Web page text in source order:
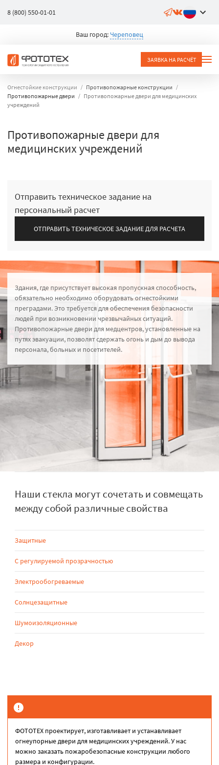
8 (800) 550-01-01
Ваш город: Череповец
ЗАЯВКА НА РАСЧЁТ
Огнестойкие конструкции
Противопожарные конструкции
Противопожарные двери
Противопожарные двери для медицинских
учреждений
Противопожарные двери для
медицинских учреждений
Отправить техническое задание на
персональный расчет
ОТПРАВИТЬ ТЕХНИЧЕСКОЕ ЗАДАНИЕ ДЛЯ РАСЧЕТА
Здания, где присутствует высокая пропускная способность,
обязательно необходимо оборудовать огнестойкими
преградами. Это требуется для обеспечения безопасности
людей при возникновении чрезвычайных ситуаций.
Противопожарные двери для медцентров, установленные на
путях эвакуации, позволят сдержать огонь и дым до вывода
персонала, больных и посетителей.
Наши стекла могут сочетать и совмещать
между собой различные свойства
Защитные
С регулируемой прозрачностью
Электрообогреваемые
Солнцезащитные
Шумоизоляционные
Декор
ФОТОТЕХ проектирует, изготавливает и устанавливает
огнеупорные двери для медицинских учреждений. У нас
можно заказать пожаробезопасные конструкции любого
размера и конфигурации.